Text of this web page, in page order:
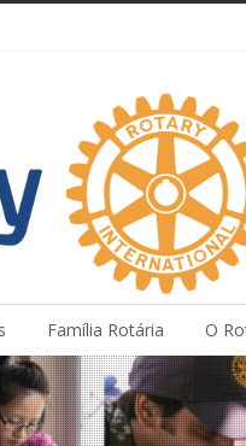
Família Rotária O